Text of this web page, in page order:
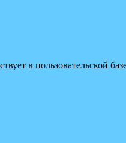
в пользовательской